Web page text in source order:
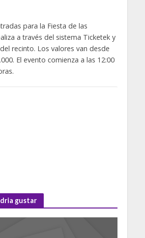
para la Fiesta de las
a través del sistema Ticketek y
recinto. Los valores van desde
El evento comienza a las 12:00
gustar